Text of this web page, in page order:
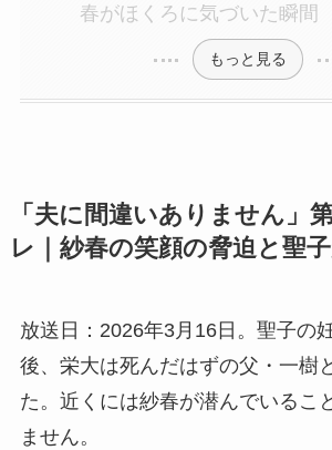
春がほくろに気づいた瞬間
もっと見る
「夫に間違いありません」
レ｜紗春の笑顔の脅迫と聖
放送日：2026年3月16日。聖子の
後、栄大は死んだはずの父・一樹
た。近くには紗春が潜んでいるこ
ません。